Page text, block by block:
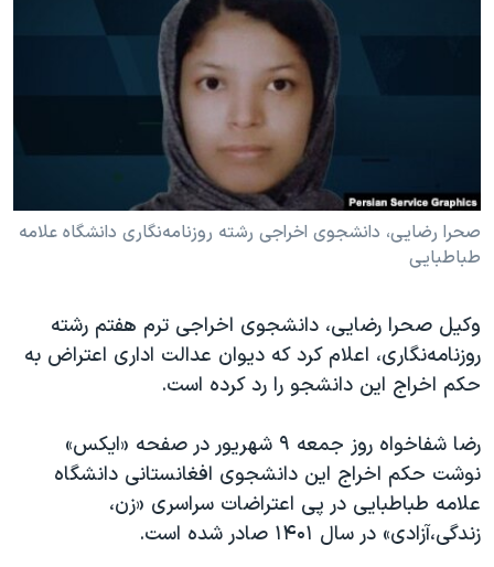
آرشیو پخش زنده
انتخابات ریاست جمهوری آمریکا ۲۰۲۴
حمله جمهوری اسلامی به اسرائیل
مجموعه مستندهای دادخواهی
دادگاه حمید نوری
چهل سال گروگان‌گیری
اعتراضات مردمی آبان ۹۸
اسرائیل در جنگ
نرگس محمدی برنده جایزه نوبل صلح
زبانهای مختلف
صحرا رضایی، دانشجوی اخراجی رشته روزنامه‌نگاری دانشگاه علامه
طباطبایی
وکیل صحرا رضایی، دانشجوی اخراجی ترم هفتم رشته
روزنامه‌نگاری، اعلام کرد که دیوان عدالت اداری اعتراض به
حکم اخراج این دانشجو را رد کرده است.
رضا شفاخواه روز جمعه ۹ شهریور در صفحه «ایکس»
نوشت حکم اخراج این دانشجوی افغانستانی دانشگاه
علامه طباطبایی در پی اعتراضات سراسری «زن،
زندگی،آزادی» در سال ۱۴۰۱ صادر شده است.